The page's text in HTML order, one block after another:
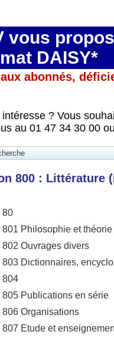
vous
DAISY*
abonnés,
? Vous
au 01 47 34 30 00
800 : Littérature
80
801 Philosophie et théorie
802 Ouvrages divers
803 Dictionnaires,
804
805 Publications en série
806 Organisations
807 Etude et